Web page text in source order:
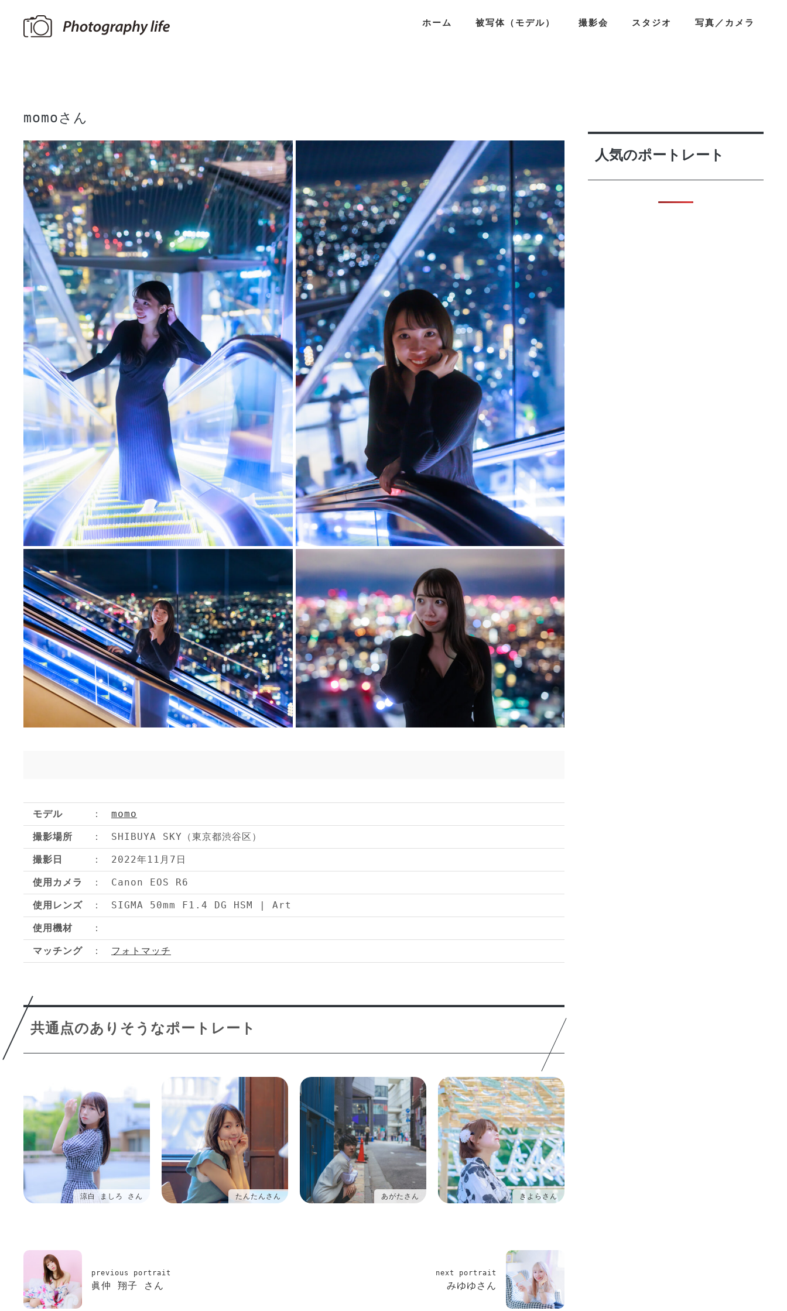
ホーム 被写体（モデル） 撮影会 スタジオ 写真／カメラ
momoさん
モデル momo
撮影場所 SHIBUYA SKY（東京都渋谷区）
撮影日 2022年11月7日
使用カメラ Canon EOS R6
使用レンズ SIGMA 50mm F1.4 DG HSM | Art
使用機材
マッチング フォトマッチ
共通点のありそうなポートレート
涼白 ましろ さん たんたんさん あがたさん きよらさん
previous portrait
眞仲 翔子 さん
next portrait
みゆゆさん
人気のポートレート